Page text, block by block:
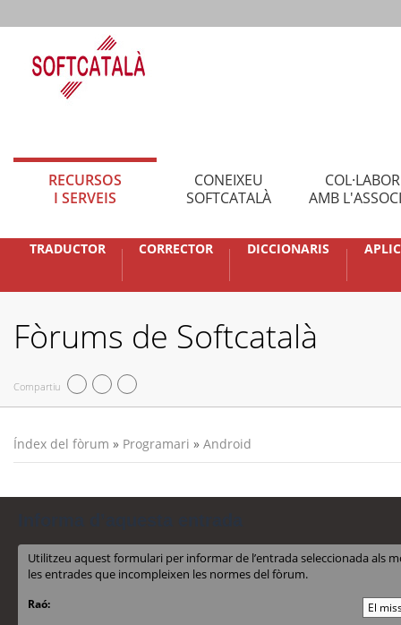
RECURSOS
I SERVEIS
CONEIXEU
SOFTCATALÀ
AMB
TRADUCTOR CORRECTOR DICCIONARIS
Fòrums de Softcatalà
Compartiu
Índex del fòrum » Programari » Android
Utilitzeu aquest formulari per informar de l’entrada seleccionada als
les entrades que incompleixen les normes del fòrum.
Raó: